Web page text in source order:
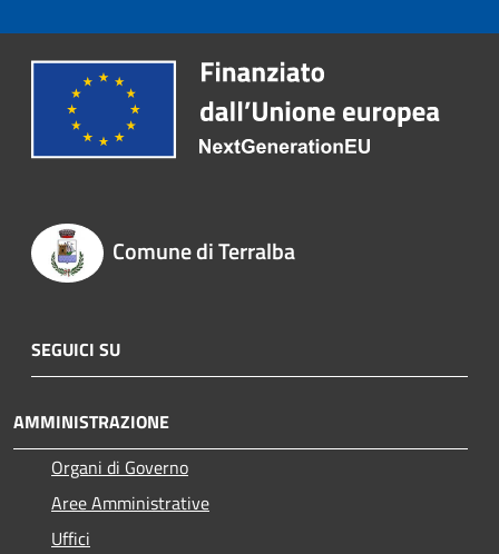
Comune di Terralba
SEGUICI SU
AMMINISTRAZIONE
Organi di Governo
Aree Amministrative
Uffici